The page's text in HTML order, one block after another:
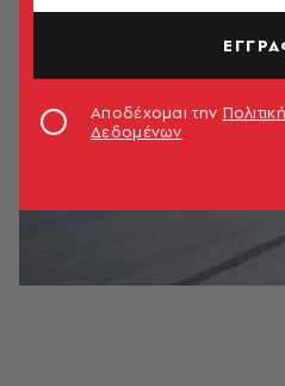
Αποδέχομαι την
Δεδομένων